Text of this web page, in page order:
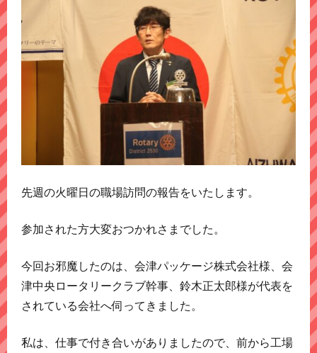
先週の火曜日の職場訪問の報告をいたします。
参加された方大変おつかれさまでした。
今回お邪魔したのは、会津パッケージ株式会社様、会
津中央ロータリークラブ幹事、鈴木正太郎様が代表を
されている会社へ伺ってきました。
私は、仕事で付き合いがありましたので、前から工場